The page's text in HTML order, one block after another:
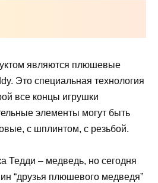
являются плюшевые
Это специальная технология
все концы игрушки
элементы могут быть
с шплинтом, с резьбой.
Тедди – медведь, но сегодня
“друзья плюшевого медведя”